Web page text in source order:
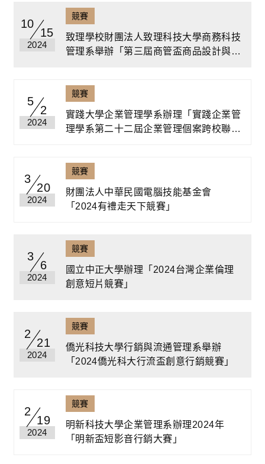
2024
10
15
競賽
致理學校財團法人致理科技大學商務科技
管理系舉辦「第三屆商管盃商品設計與行
2024
5
2
競賽
實踐大學企業管理學系辦理「實踐企業管
理學系第二十二屆企業管理個案跨校聯合
2024
3
20
競賽
財團法人中華民國電腦技能基金會
「2024有禮走天下競賽」
2024
3
6
競賽
國立中正大學辦理「2024台灣企業倫理
創意短片競賽」
2024
2
21
競賽
僑光科技大學行銷與流通管理系舉辦
「2024僑光科大行流盃創意行銷競賽」
2024
2
19
競賽
明新科技大學企業管理系辦理2024年
「明新盃短影音行銷大賽」